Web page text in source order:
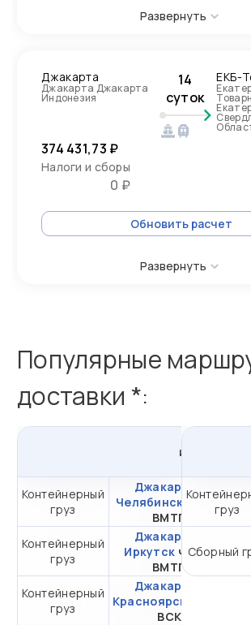
Развернуть
Джакарта
Джакарта Джакарта
Индонезия
14
суток
ЕКБ-
374 431,73 ₽
Налоги и сборы
0 ₽
Обновить расчет
Развернуть
Популярные
доставки *:
из
Контейнерный
груз
Джакарта -
Челябинск через
ВМТП
Контейнерный
груз
Джакарта -
Иркутск через
ВМТП
Контейнерный
груз
Джакарта -
Красноярск
ВСК
груз
Сборный